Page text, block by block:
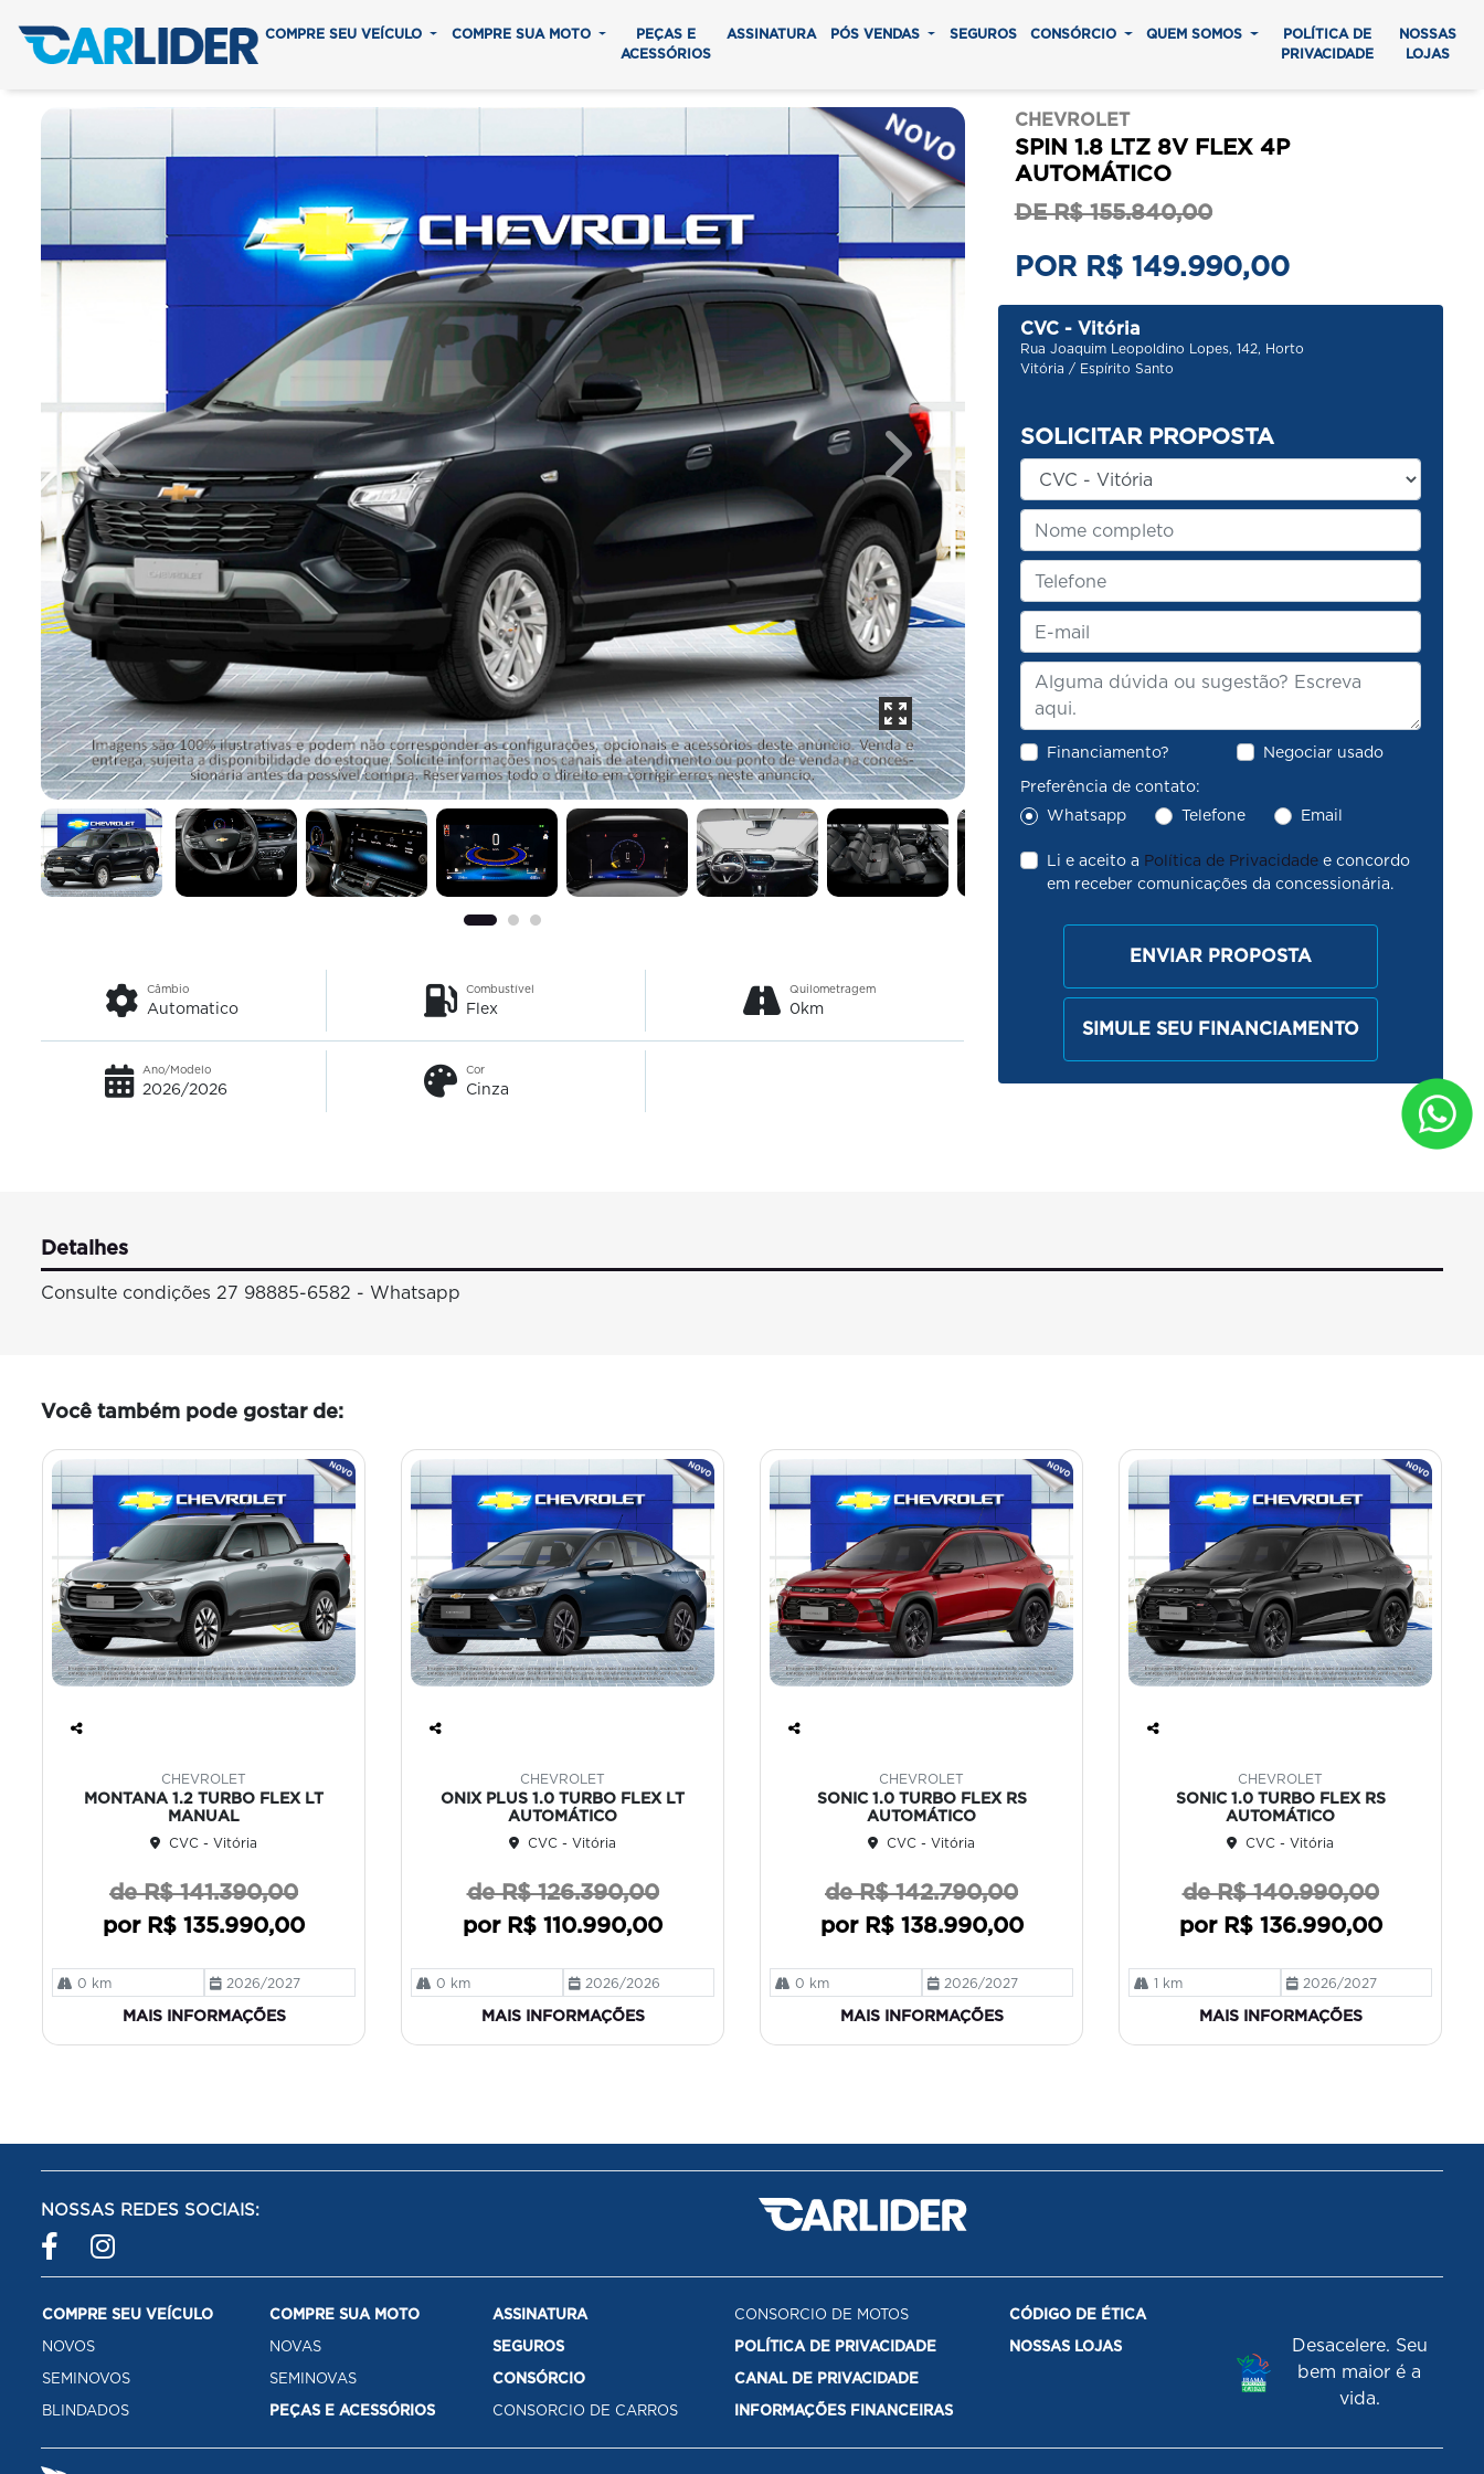
COMPRE SEU VEÍCULO COMPRE SUA MOTO
PEÇAS E
ACESSÓRIOS
ASSINATURA PÓS VENDAS SEGUROS CONSÓRCIO QUEM SOMOS
POLÍTICA DE
PRIVACIDADE
NOSSAS
LOJAS
CHEVROLET
SPIN 1.8 LTZ 8V FLEX 4P
AUTOMÁTICO
DE R$ 155.840,00
POR R$ 149.990,00
CVC - Vitória
Rua Joaquim Leopoldino Lopes, 142, Horto
Vitória / Espírito Santo
SOLICITAR PROPOSTA
Financiamento?
Negociar usado
Preferência de contato:
Whatsapp
Telefone Email
Li e aceito a Política de Privacidadee concordo
em receber comunicações da concessionária.
ENVIAR PROPOSTA
SIMULE SEU FINANCIAMENTO
Previous Next
Câmbio
Automatico
Combustível
Flex
Quilometragem
0km
Ano/Modelo
2026/2026
Cor
Cinza
Detalhes
Consulte condições 27 98885-6582 - Whatsapp
Você também pode gostar de:
art
CHEVROLET
MONTANA 1.2 TURBO FLEX LT
MANUAL
CVC - Vitória
de R$ 141.390,00
por R$ 135.990,00
0 km 2026/2027
MAIS INFORMAÇÕES
CHEVROLET
ONIX PLUS 1.0 TURBO FLEX LT
AUTOMÁTICO
CVC - Vitória
de R$ 126.390,00
por R$ 110.990,00
0 km 2026/2026
MAIS INFORMAÇÕES
CHEVROLET
SONIC 1.0 TURBO FLEX RS
AUTOMÁTICO
CVC - Vitória
de R$ 142.790,00
por R$ 138.990,00
0 km 2026/2027
MAIS INFORMAÇÕES
CHEVROLET
SONIC 1.0 TURBO FLEX RS
AUTOMÁTICO
CVC - Vitória
de R$ 140.990,00
por R$ 136.990,00
1 km 2026/2027
MAIS INFORMAÇÕES
NOSSAS REDES SOCIAIS:
COMPRE SEU VEÍCULO
NOVOS
SEMINOVOS
BLINDADOS
COMPRE SUA MOTO
NOVAS
SEMINOVAS
PEÇAS E ACESSÓRIOS
ASSINATURA
SEGUROS
CONSÓRCIO
CONSORCIO DE CARROS
CONSORCIO DE MOTOS
POLÍTICA DE PRIVACIDADE
CANAL DE PRIVACIDADE
INFORMAÇÕES FINANCEIRAS
CÓDIGO DE ÉTICA
NOSSAS LOJAS
Desacelere. Seu
bem maior é a
vida.